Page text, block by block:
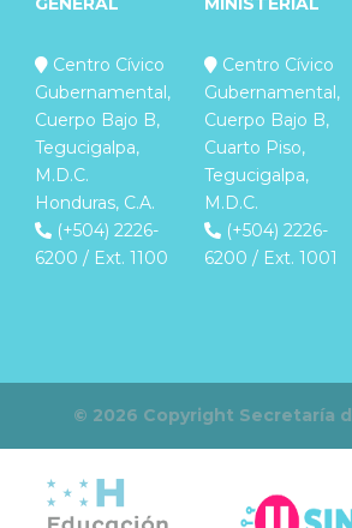
Centro Cívico
Gubernamental,
Cuerpo Bajo B,
Tegucigalpa,
M.D.C.
Honduras, C.A.
(+504) 2226-
6200 / Ext. 1100
Centro Cívico
Gubernamental,
Cuerpo Bajo B,
Cuarto Piso,
Tegucigalpa,
M.D.C.
(+504) 2226-
6200 / Ext. 1001
© 2026 Copyright Secretaría